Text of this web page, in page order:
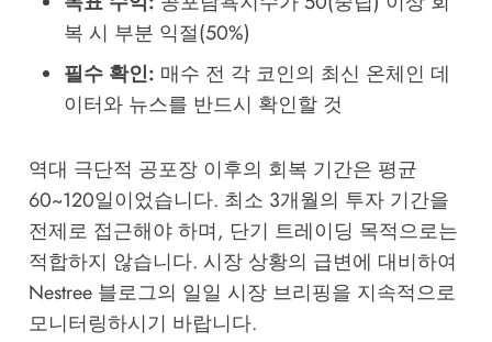
복 시 부분 익절(50%)
필수 확인: 매수 전 각 코인의 최신 온체인 데
이터와 뉴스를 반드시 확인할 것
역대 극단적 공포장 이후의 회복 기간은 평균
60~120일이었습니다. 최소 3개월의 투자 기간을
전제로 접근해야 하며, 단기 트레이딩 목적으로는
적합하지 않습니다. 시장 상황의 급변에 대비하여
Nestree 블로그의 일일 시장 브리핑을 지속적으로
모니터링하시기 바랍니다.